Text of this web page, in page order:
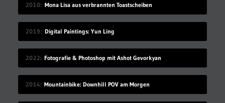
2010 Mona Lisa aus verbrannten Toastscheiben
2019 Digital Paintings: Yun Ling
2022 Fotografie & Photoshop mit Ashot Gevorkyan
2014 Mountainbike: Downhill POV am Morgen